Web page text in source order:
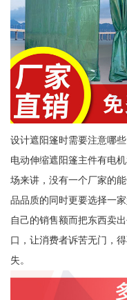
设计遮阳篷时需要注意哪些
电动伸缩遮阳篷主件有电
场来讲，没有一个厂家的
品品质的同时更要选择一
自己的销售额而把东西卖
口，让消费者诉苦无门，
失。